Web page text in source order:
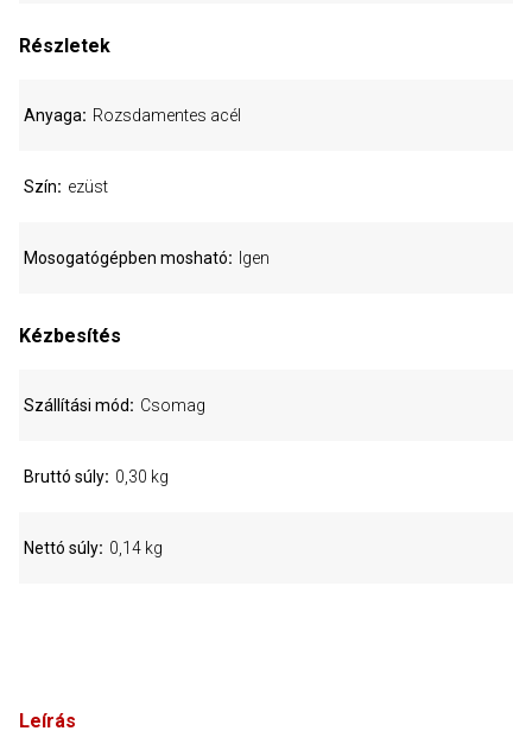
Leírás
Részletek
Anyaga Rozsdamentes acél
Szín ezüst
Mosogatógépben mosható Igen
Kézbesítés
Szállítási mód Csomag
Bruttó súly 0,30 kg
Nettó súly 0,14 kg